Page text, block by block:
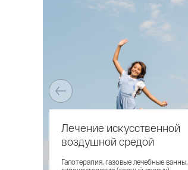
Лечение искусственной
воздушной средой
Галотерапия, газовые лечебные ванны,